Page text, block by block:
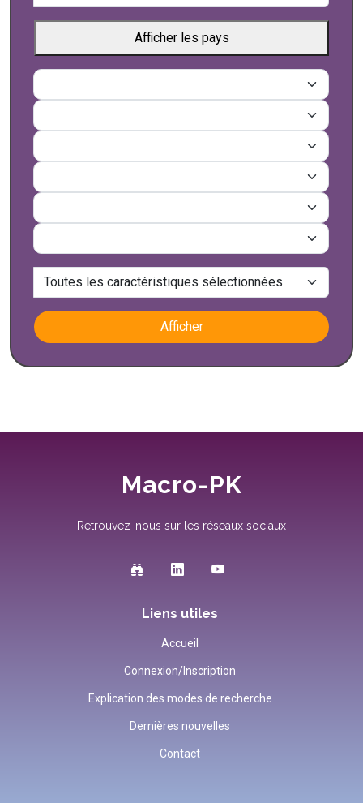
Afficher les pays
Afficher
Macro-PK
Retrouvez-nous sur les réseaux sociaux
Liens utiles
Accueil
Connexion/Inscription
Explication des modes de recherche
Dernières nouvelles
Contact